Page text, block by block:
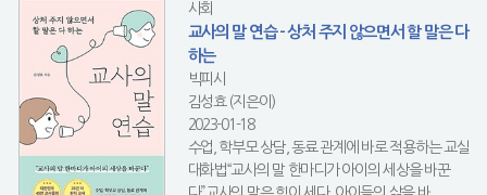
사회
교사의 말 연습 - 상처 주지 않으면서 할 말은 다
하는
빅피시
김성효 (지은이)
2023-01-18
수업, 학부모 상담, 동료 관계에 바로 적용하는 교실
대화법“교사의 말 한마디가 아이의 세상을 바꾼